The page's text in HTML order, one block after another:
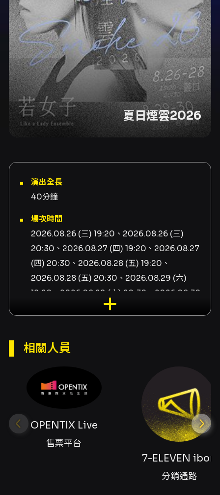
夏日煙雲2026
演出全長
40分鐘
場次時間
2026.08.26 (三) 19:20、2026.08.26 (三)
20:30、2026.08.27 (四) 19:20、2026.08.27
(四) 20:30、2026.08.28 (五) 19:20、
2026.08.28 (五) 20:30、2026.08.29 (六)
19:20、2026.08.29 (六) 20:30、2026.08.30
(日) 19:20、2026.08.30 (日) 20:30
若女子劇團
售票平台OPENTIX Live、分銷通路7-ELEVEN
ibon、分銷通路全家 FamiPort、分銷通路萊爾
富 Life-ET、編劇萬孟賢、導演張品葳、演員苗
廣雅、演員陳允翎、舞台監督邱望堯、空間與燈
光設計羅悅溱、音樂設計陳俐安、製作人簡郁
相關人員
OPENTIX Live
售票平台
7-ELEVEN ibon
分銷通路